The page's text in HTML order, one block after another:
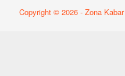
Copyright © 2026 - Zona